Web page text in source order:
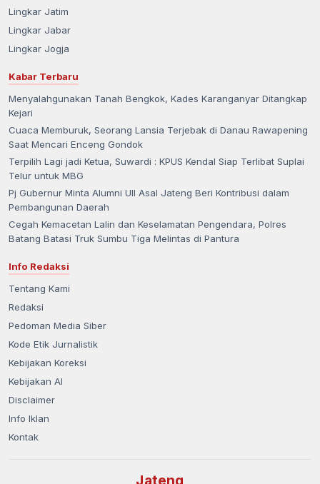
Lingkar Jatim
Lingkar Jabar
Lingkar Jogja
Kabar Terbaru
Menyalahgunakan Tanah Bengkok, Kades Karanganyar Ditangkap
Kejari
Cuaca Memburuk, Seorang Lansia Terjebak di Danau Rawapening
Saat Mencari Enceng Gondok
Terpilih Lagi jadi Ketua, Suwardi : KPUS Kendal Siap Terlibat Suplai
Telur untuk MBG
Pj Gubernur Minta Alumni UII Asal Jateng Beri Kontribusi dalam
Pembangunan Daerah
Cegah Kemacetan Lalin dan Keselamatan Pengendara, Polres
Batang Batasi Truk Sumbu Tiga Melintas di Pantura
Info Redaksi
Tentang Kami
Redaksi
Pedoman Media Siber
Kode Etik Jurnalistik
Kebijakan Koreksi
Kebijakan AI
Disclaimer
Info Iklan
Kontak